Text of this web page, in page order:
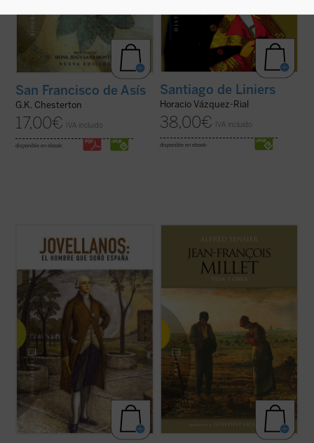
San Francisco de Asís
G.K. Chesterton
17,00€ IVA incluido
disponible en ebook:
Santiago de Liniers
Horacio Vázquez-Rial
38,00€ IVA incluido
disponible en ebook:
Gaspar Melchor de Jovellanos, la figura del
más importante de los ilustrados
españoles sigue suscitando debates e
interrogantes. Los autores de este
volumen colectivo, todos ellos
especialistas en la vida y ...
(ver ficha)
Jean François Millet (1814-1875), criado en
un pintor realista centrado muy
singularmente en expresar su profunda
admiración por la vida de la gente humilde y
campesina en un momento en que la
sociedad ...(ver ficha)